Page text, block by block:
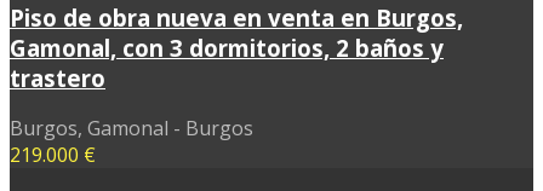
Piso de obra nueva en venta en Burgos,
Gamonal, con 3 dormitorios, 2 baños y
trastero
Burgos, Gamonal - Burgos
219.000 €